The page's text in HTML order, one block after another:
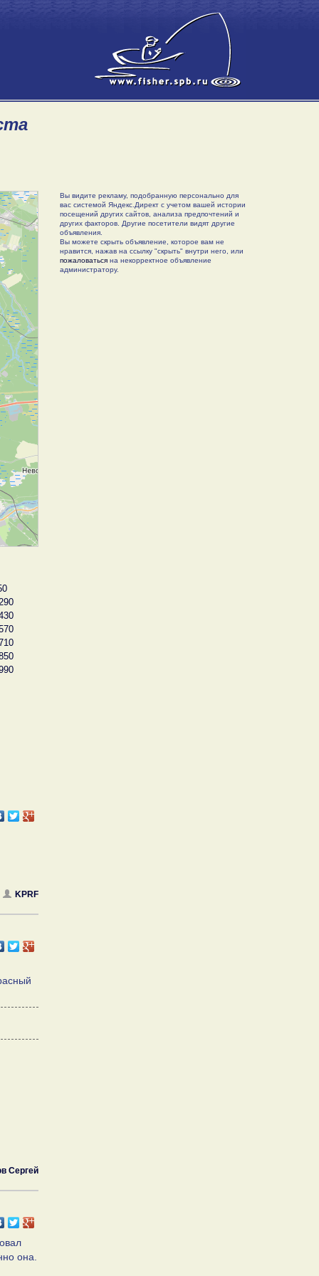
KPRF
Сергей
она.
Вы видите рекламу, подобранную персонально для
вас системой Яндекс.Директ с учетом вашей истории
посещений других сайтов, анализа предпочтений и
других факторов. Другие посетители видят другие
объявления.
Вы можете скрыть объявление, которое вам не
нравится, нажав на ссылку "скрыть" внутри него, или
пожаловатьсяна некорректное объявление
администратору.